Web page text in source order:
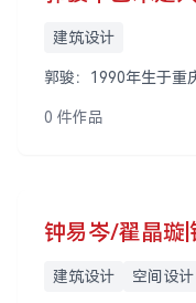
建筑设计
郭骏：1990年生于重
0 件作品
钟易岑/翟晶璇|
建筑设计 空间设计